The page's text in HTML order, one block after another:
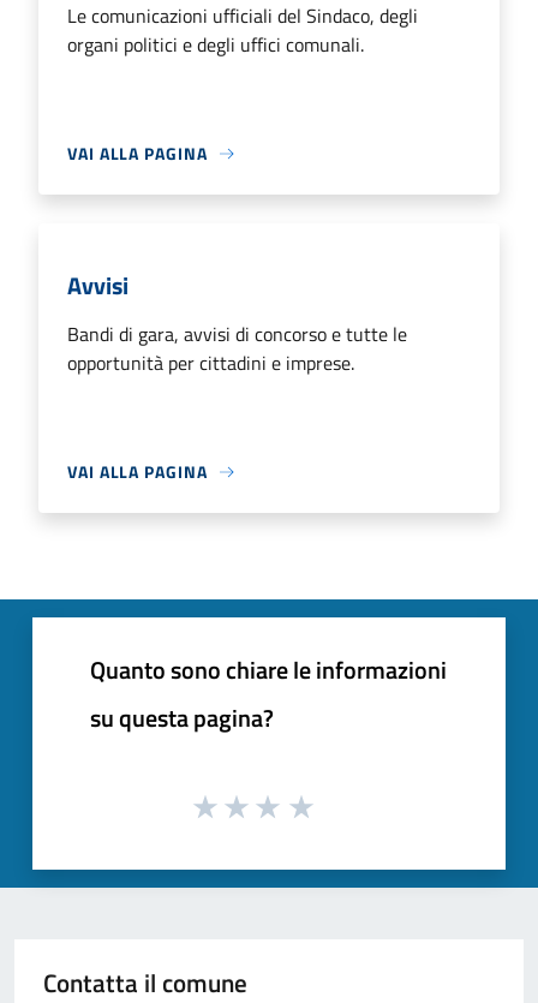
Le comunicazioni ufficiali del Sindaco, degli
organi politici e degli uffici comunali.
VAI ALLA PAGINA
Avvisi
Bandi di gara, avvisi di concorso e tutte le
opportunità per cittadini e imprese.
VAI ALLA PAGINA
Quanto sono chiare le informazioni
su questa pagina?
Contatta il comune